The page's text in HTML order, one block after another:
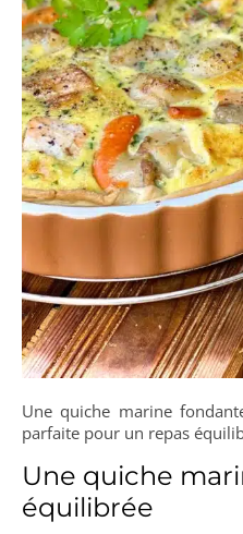
Une quiche marine
parfaite pour un repas
Une quiche
équilibrée